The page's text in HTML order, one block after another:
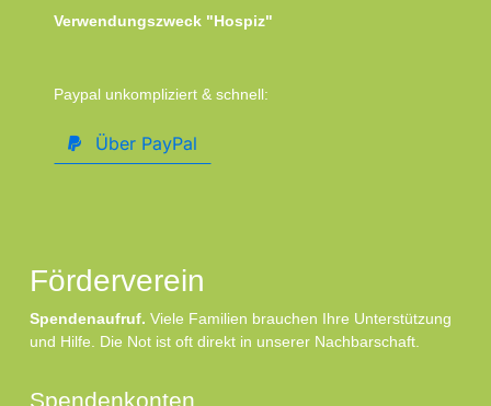
Verwendungszweck "Hospiz"
Paypal unkompliziert & schnell:
Über PayPal
Förderverein
Spendenaufruf. Viele Familien brauchen Ihre Unterstützung
und Hilfe. Die Not ist oft direkt in unserer Nachbarschaft.
Spendenkonten